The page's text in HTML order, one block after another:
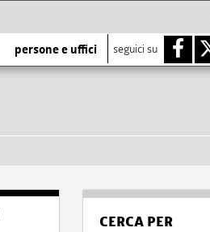
persone e uffici seguici su
CERCA PER